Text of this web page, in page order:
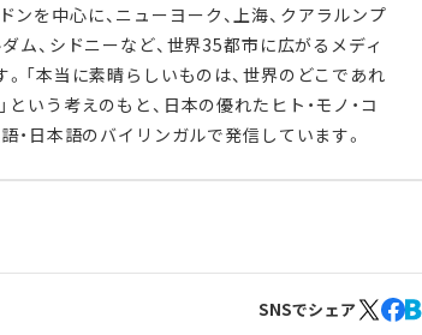
ンを中心に、ニューヨーク、上海、クアラルンプ
ム、シドニーなど、世界35都市に広がるメディ
「本当に素晴らしいものは、世界のどこであれ
いう考えのもと、日本の優れたヒト・モノ・コ
・日本語のバイリンガルで発信しています。
SNSでシェア